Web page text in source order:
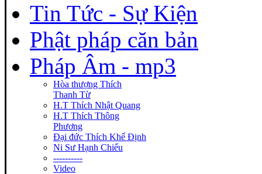
Tin Tức - Sự Kiện
Phật pháp căn bản
Pháp Âm - mp3
Hòa thượng Thích
Thanh Từ
H.T Thích Nhật Quang
H.T Thích Thông
Phương
Đại đức Thích Khế Định
Ni Sư Hạnh Chiếu
----------
Video